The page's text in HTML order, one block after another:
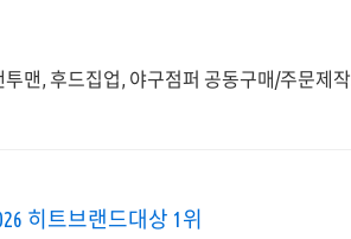
맨, 후드집업, 야구점퍼 공동구매/주문제
히트브랜드대상 1위